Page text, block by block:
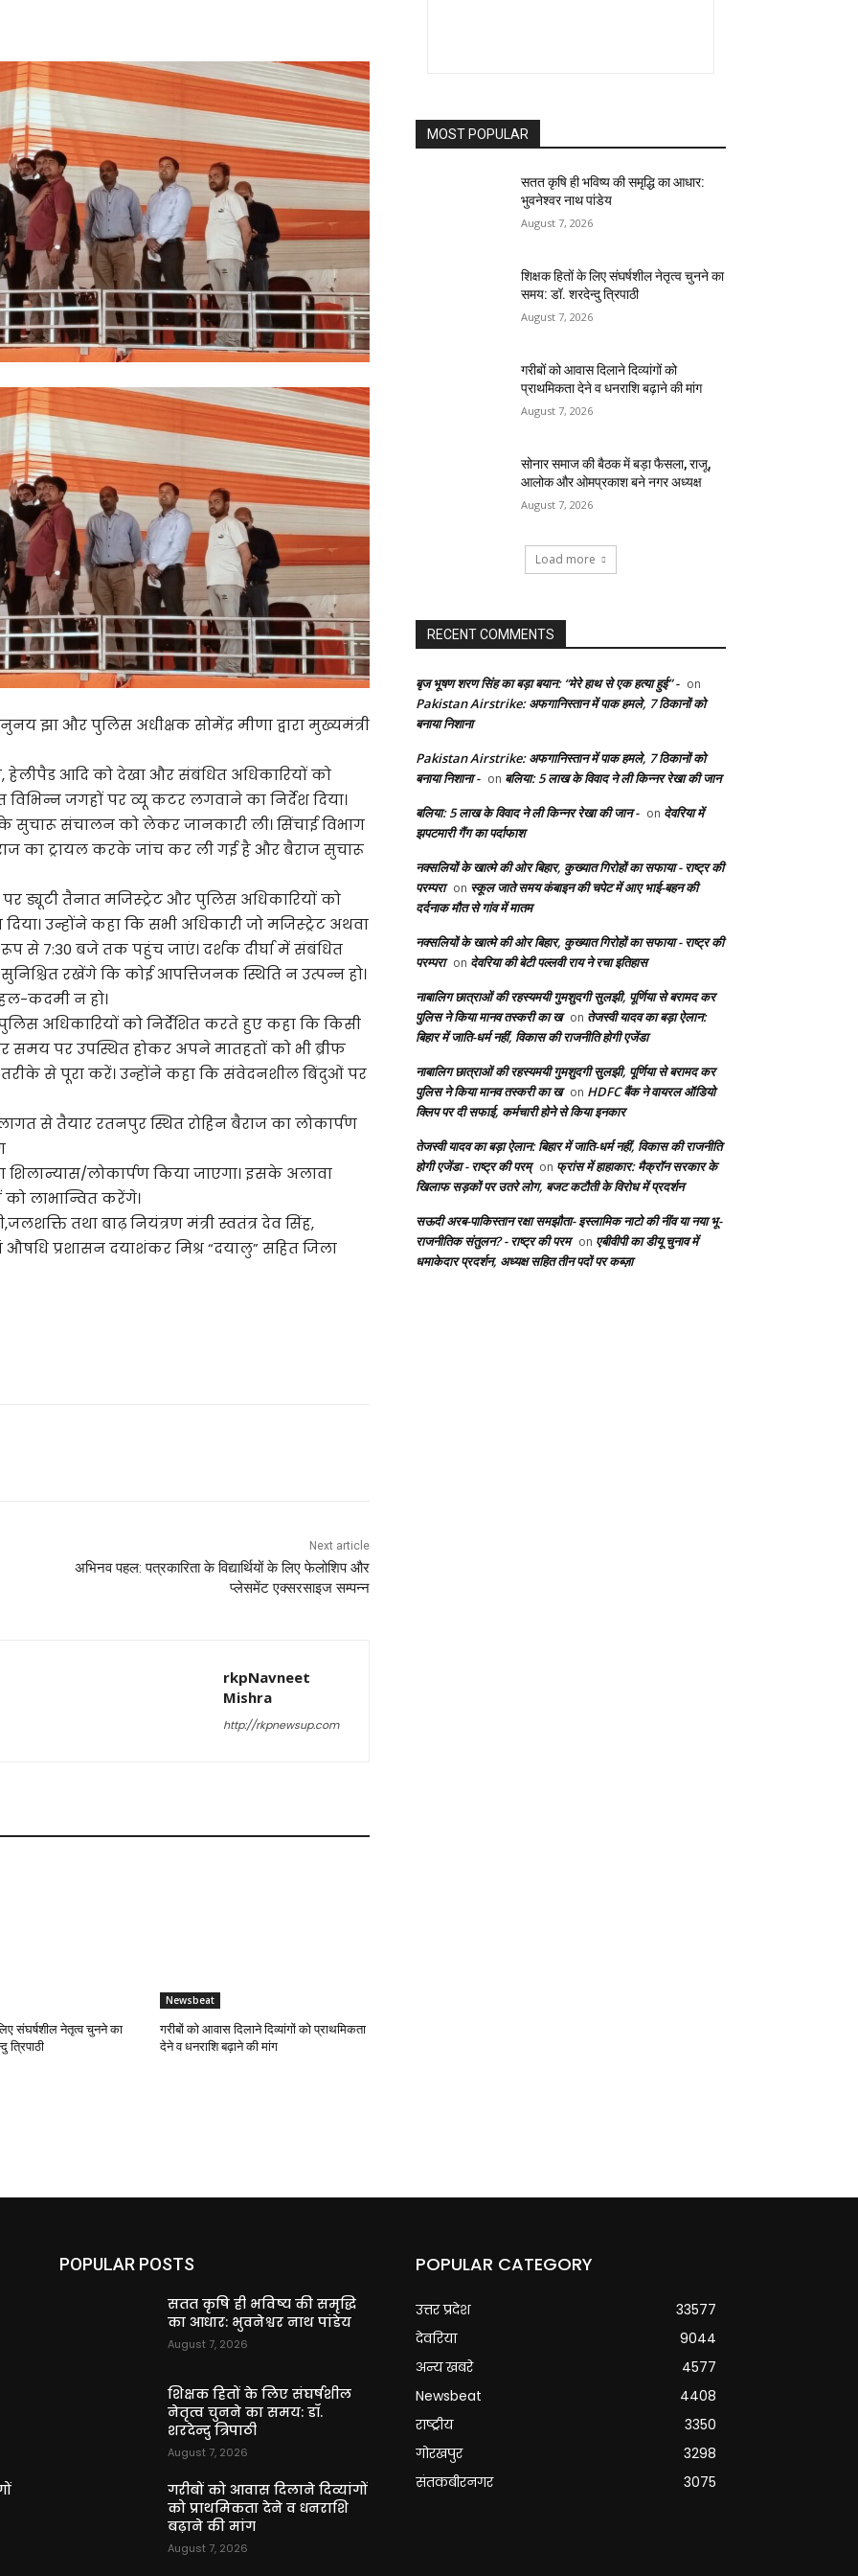
झा और पुलिस अधीक्षक सोमेंद्र मीणा द्वारा मुख्यमंत्री
हेलीपैड आदि को देखा और संबंधित अधिकारियों को
विभिन्न जगहों पर व्यू कटर लगवाने का निर्देश दिया।
सुचारू संचालन को लेकर जानकारी ली। सिंचाई विभाग
का ट्रायल करके जांच कर ली गई है और बैराज सुचारू
ड्यूटी तैनात मजिस्ट्रेट और पुलिस अधिकारियों को
उन्होंने कहा कि सभी अधिकारी जो मजिस्ट्रेट अथवा
से 7:30 बजे तक पहुंच जाएं। दर्शक दीर्घा में संबंधित
रखेंगे कि कोई आपत्तिजनक स्थिति न उत्पन्न हो।
कदमी न हो।
अधिकारियों को निर्देशित करते हुए कहा कि किसी
समय पर उपस्थित होकर अपने मातहतों को भी ब्रीफ
से पूरा करें। उन्होंने कहा कि संवेदनशील बिंदुओं पर
से तैयार रतनपुर स्थित रोहिन बैराज का लोकार्पण
लोकार्पण किया जाएगा। इसके अलावा
को लाभान्वित करेंगे।
तथा बाढ़ नियंत्रण मंत्री स्वतंत्र देव सिंह,
औषधि प्रशासन दयाशंकर मिश्र “दयालु” सहित जिला
Next article
अभिनव पहल: पत्रकारिता के विद्यार्थियों के लिए फेलोशिप और
प्लेसमेंट एक्सरसाइज सम्पन्न
rkpNavneet
Mishra
http://rkpnewsup.com
संघर्षशील नेतृत्व चुनने का
त्रिपाठी
Newsbeat
गरीबों को आवास दिलाने दिव्यांगों को प्राथमिकता
देने व धनराशि बढ़ाने की मांग
MOST POPULAR
सतत कृषि ही भविष्य की समृद्धि का आधार:
भुवनेश्वर नाथ पांडेय
August 7, 2026
शिक्षक हितों के लिए संघर्षशील नेतृत्व चुनने का
समय: डॉ. शरदेन्दु त्रिपाठी
August 7, 2026
गरीबों को आवास दिलाने दिव्यांगों को
प्राथमिकता देने व धनराशि बढ़ाने की मांग
August 7, 2026
सोनार समाज की बैठक में बड़ा फैसला, राजू,
आलोक और ओमप्रकाश बने नगर अध्यक्ष
August 7, 2026
Load more
RECENT COMMENTS
बृज भूषण शरण सिंह का बड़ा बयान: “मेरे हाथ से एक हत्या हुई” - on
Pakistan Airstrike: अफगानिस्तान में पाक हमले, 7 ठिकानों को
बनाया निशाना
Pakistan Airstrike: अफगानिस्तान में पाक हमले, 7 ठिकानों को
बनाया निशाना - on बलिया: 5 लाख के विवाद ने ली किन्नर रेखा की जान
बलिया: 5 लाख के विवाद ने ली किन्नर रेखा की जान - on देवरिया में
झपटमारी गैंग का पर्दाफाश
नक्सलियों के खात्मे की ओर बिहार, कुख्यात गिरोहों का सफाया - राष्ट्र की
परम्परा on स्कूल जाते समय कंबाइन की चपेट में आए भाई-बहन की
दर्दनाक मौत से गांव में मातम
नक्सलियों के खात्मे की ओर बिहार, कुख्यात गिरोहों का सफाया - राष्ट्र की
परम्परा on देवरिया की बेटी पल्लवी राय ने रचा इतिहास
नाबालिग छात्राओं की रहस्यमयी गुमशुदगी सुलझी, पूर्णिया से बरामद कर
पुलिस ने किया मानव तस्करी का ख on तेजस्वी यादव का बड़ा ऐलान:
बिहार में जाति-धर्म नहीं, विकास की राजनीति होगी एजेंडा
नाबालिग छात्राओं की रहस्यमयी गुमशुदगी सुलझी, पूर्णिया से बरामद कर
पुलिस ने किया मानव तस्करी का ख on HDFC बैंक ने वायरल ऑडियो
क्लिप पर दी सफाई, कर्मचारी होने से किया इनकार
तेजस्वी यादव का बड़ा ऐलान: बिहार में जाति-धर्म नहीं, विकास की राजनीति
होगी एजेंडा - राष्ट्र की परम् on फ्रांस में हाहाकार: मैक्रॉन सरकार के
खिलाफ सड़कों पर उतरे लोग, बजट कटौती के विरोध में प्रदर्शन
सऊदी अरब-पाकिस्तान रक्षा समझौता- इस्लामिक नाटो की नींव या नया भू-
राजनीतिक संतुलन? - राष्ट्र की परम on एबीवीपी का डीयू चुनाव में
धमाकेदार प्रदर्शन, अध्यक्ष सहित तीन पदों पर कब्ज़ा
POPULAR POSTS
सतत कृषि ही भविष्य की समृद्धि
का आधार: भुवनेश्वर नाथ पांडेय
August 7, 2026
शिक्षक हितों के लिए संघर्षशील
नेतृत्व चुनने का समय: डॉ.
शरदेन्दु त्रिपाठी
August 7, 2026
गरीबों को आवास दिलाने दिव्यांगों
को प्राथमिकता देने व धनराशि
बढ़ाने की मांग
August 7, 2026
POPULAR CATEGORY
उत्तर प्रदेश
33577
देवरिया
9044
अन्य खबरे
4577
Newsbeat
4408
राष्ट्रीय
3350
गोरखपुर
3298
संतकबीरनगर
3075